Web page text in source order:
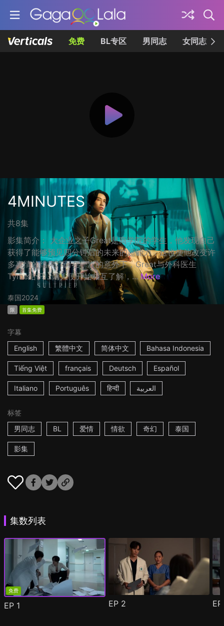
免费 BL专区 男同志 女同志
4MINUTES
共8集
影集简介： 大企业之子Great是商学院的学生，他发现自己
获得了能够预见四分钟后的未来的超能力，这也使他改变许
多事情的结果。而在一次的意外下，Great与外科医生
Tyme结识，两人便开始相互了解，... More
泰国2024
限 首集免费
字幕
English
繁體中文 简体中文 Bahasa Indonesia
Tiếng Việt français Deutsch Español
Italiano Português हिन्दी العربية
标签
男同志
BL 爱情 情欲 奇幻 泰国
影集
集数列表
免费
EP 1 EP 2